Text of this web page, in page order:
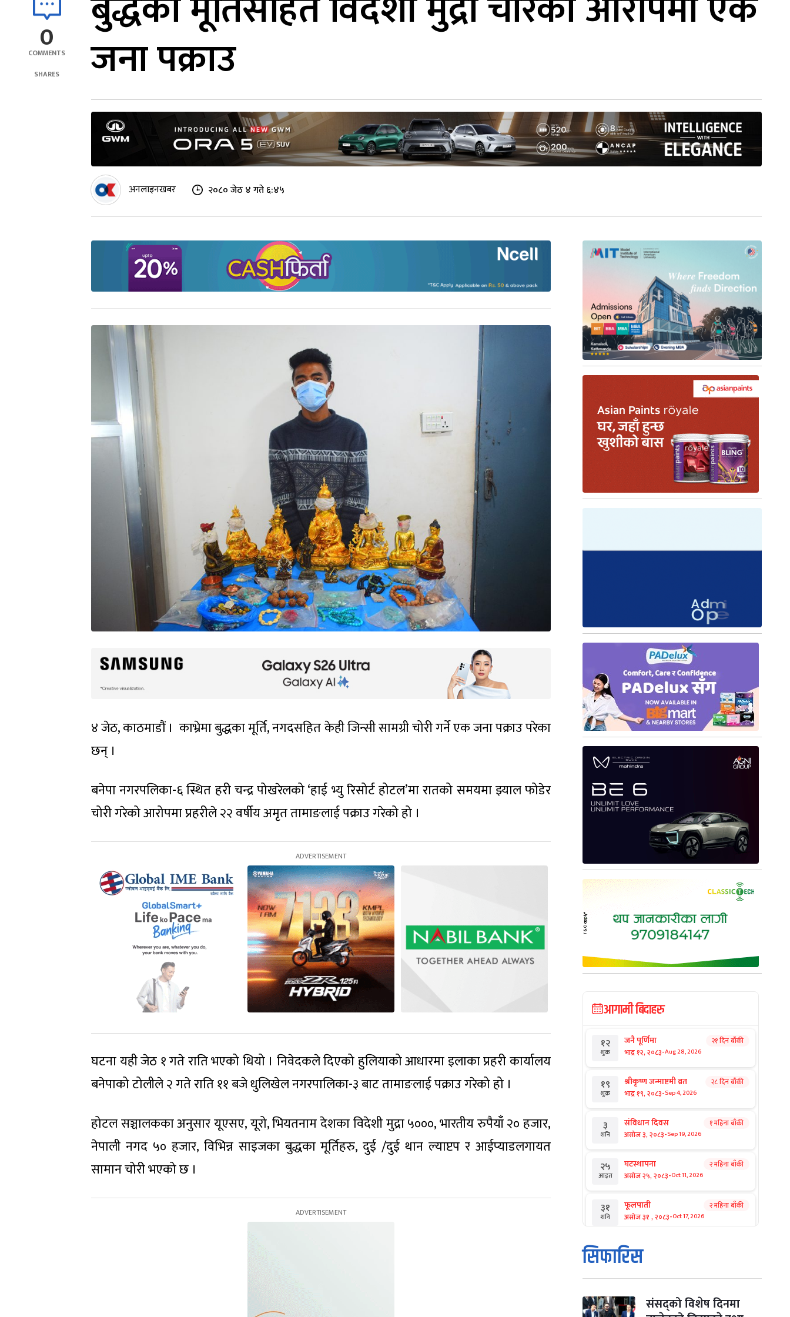
0
COMMENTS
SHARES
जना पक्राउ
अनलाइनखबर २०८० जेठ ४ गते ६:४५
४ जेठ, काठमाडौं । काभ्रेमा बुद्धका मूर्ति, नगदसहित केही जिन्सी सामग्री चोरी गर्ने एक जना पक्राउ परेका
छन् ।
बनेपा नगरपलिका-६ स्थित हरी चन्द्र पोखरेलको ‘हाई भ्यु रिसोर्ट होटल’मा रातको समयमा झ्याल फोडेर
चोरी गरेको आरोपमा प्रहरीले २२ वर्षीय अमृत तामाङलाई पक्राउ गरेको हो ।
घटना यही जेठ १ गते राति भएको थियो । निवेदकले दिएको हुलियाको आधारमा इलाका प्रहरी कार्यालय
बनेपाको टोलीले २ गते राति ११ बजे धुलिखेल नगरपालिका-३ बाट तामाङलाई पक्राउ गरेको हो ।
होटल सञ्चालकका अनुसार यूएसए, यूरो, भियतनाम देशका विदेशी मुद्रा ५०००, भारतीय रुपैयाँ २० हजार,
नेपाली नगद ५० हजार, विभिन्न साइजका बुद्धका मूर्तिहरु, दुई /दुई थान ल्याप्टप र आईप्याडलगायत
सामान चोरी भएको छ ।
आगामी बिदाहरु
१२
शुक्र
जनै पूर्णिमा
भाद्र १२, २०८३-Aug 28, 2026
२१ दिन बाँकी
१९
शुक्र
श्रीकृष्ण जन्माष्टमी व्रत
भाद्र १९, २०८३-Sep 4, 2026
२८ दिन बाँकी
३
शनि
संविधान दिवस
असोज ३, २०८३-Sep 19, 2026
१ महिना बाँकी
२५
आइत
घटस्थापना
असोज २५, २०८३-Oct 11, 2026
२ महिना बाँकी
३१
शनि
फूलपाती
असोज ३१ , २०८३-Oct 17, 2026
२ महिना बाँकी
१
आइत
कार्तिक सङ्क्रान्ति
कार्तिक १, २०८३
मंगल कार्तिक ३, २०८३-Oct 20, 2026
सिफारिस
संसद्को विशेष दिनमा